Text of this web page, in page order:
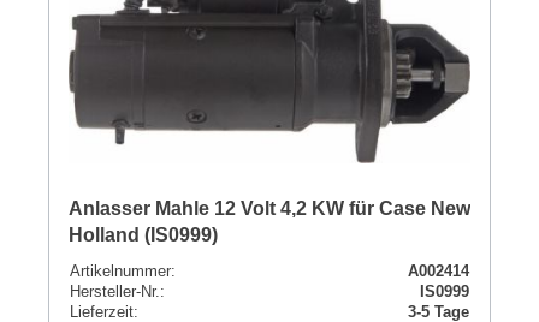
Anlasser Mahle 12 Volt 4,2 KW für Case New
Holland (IS0999)
Artikelnummer:
A002414
Hersteller-Nr.:
IS0999
Lieferzeit:
3-5 Tage